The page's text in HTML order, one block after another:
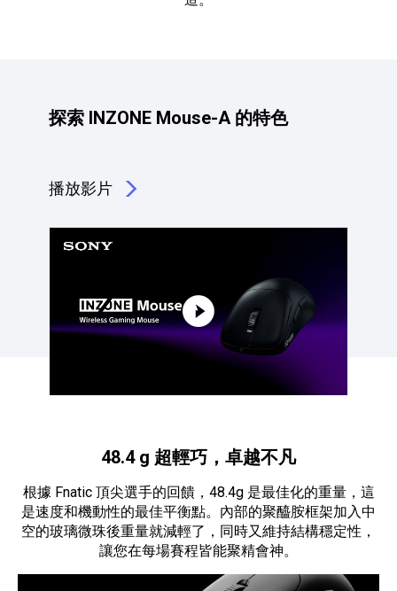
探索 INZONE Mouse-A 的特色
播放影片
點擊播放：探索 INZONE Mouse-A 的特色
48.4 g 超輕巧，卓越不凡
根據 Fnatic 頂尖選手的回饋，48.4g 是最佳化的重量，這
是速度和機動性的最佳平衡點。內部的聚醯胺框架加入中
空的玻璃微珠後重量就減輕了，同時又維持結構穩定性，
讓您在每場賽程皆能聚精會神。